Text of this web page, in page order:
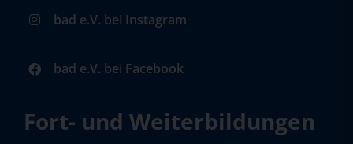
bad e.V. bei Instagram
bad e.V. bei Facebook
Fort- und Weiterbildungen